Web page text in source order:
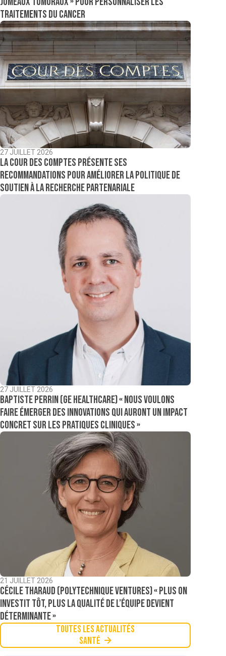
traitements du cancer
27 JUILLET 2026
La Cour des comptes présente ses
recommandations pour améliorer la politique de
soutien à la recherche partenariale
27 JUILLET 2026
Baptiste Perrin (GE Healthcare) « Nous voulons
faire émerger des innovations qui auront un impact
concret sur les pratiques cliniques »
21 JUILLET 2026
Cécile Tharaud (Polytechnique Ventures) « Plus on
investit tôt, plus la qualité de l’équipe devient
déterminante »
Toutes les actualités
Santé